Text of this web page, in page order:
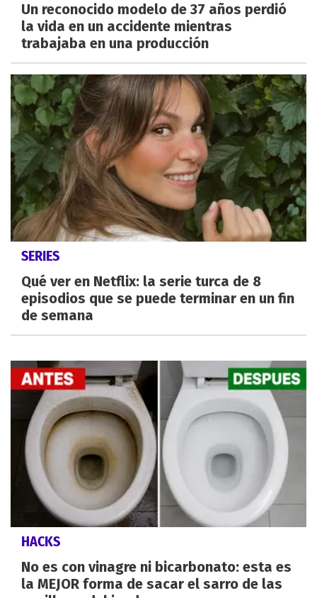
Un reconocido modelo de 37 años perdió
la vida en un accidente mientras
trabajaba en una producción
SERIES
Qué ver en Netflix: la serie turca de 8
episodios que se puede terminar en un fin
de semana
HACKS
No es con vinagre ni bicarbonato: esta es
la MEJOR forma de sacar el sarro de las